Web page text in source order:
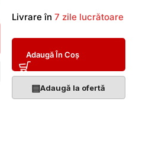
Livrare în 7 zile lucrătoare
Adaugă În Coș
▤Adaugă la ofertă